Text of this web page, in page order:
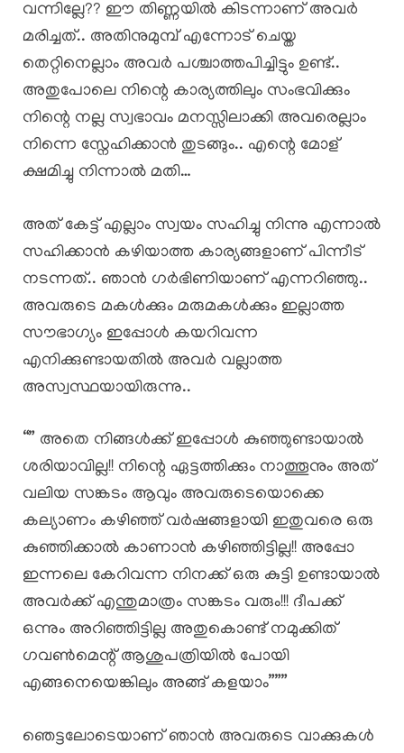
വന്നില്ലേ?? ഈ തിണ്ണയിൽ കിടന്നാണ് അവർ
മരിച്ചത്.. അതിനുമുമ്പ് എന്നോട് ചെയ്ത
തെറ്റിനെല്ലാം അവർ പശ്ചാത്തപിച്ചിട്ടും ഉണ്ട്..
അതുപോലെ നിന്റെ കാര്യത്തിലും സംഭവിക്കും
നിന്റെ നല്ല സ്വഭാവം മനസ്സിലാക്കി അവരെല്ലാം
നിന്നെ സ്നേഹിക്കാൻ തുടങ്ങും.. എന്റെ മോള്
ക്ഷമിച്ചു നിന്നാൽ മതി…
അത് കേട്ട് എല്ലാം സ്വയം സഹിച്ചു നിന്നു എന്നാൽ
സഹിക്കാൻ കഴിയാത്ത കാര്യങ്ങളാണ് പിന്നീട്
നടന്നത്.. ഞാൻ ഗർഭിണിയാണ് എന്നറിഞ്ഞു..
അവരുടെ മകൾക്കും മരുമകൾക്കും ഇല്ലാത്ത
സൗഭാഗ്യം ഇപ്പോൾ കയറിവന്ന
എനിക്കുണ്ടായതിൽ അവർ വല്ലാത്ത
അസ്വസ്ഥയായിരുന്നു..
“” അതെ നിങ്ങൾക്ക് ഇപ്പോൾ കുഞ്ഞുണ്ടായാൽ
ശരിയാവില്ല!! നിന്റെ ഏട്ടത്തിക്കും നാത്തൂനും അത്
വലിയ സങ്കടം ആവും അവരുടെയൊക്കെ
കല്യാണം കഴിഞ്ഞ് വർഷങ്ങളായി ഇതുവരെ ഒരു
കുഞ്ഞിക്കാൽ കാണാൻ കഴിഞ്ഞിട്ടില്ല!! അപ്പോ
ഇന്നലെ കേറിവന്ന നിനക്ക് ഒരു കുട്ടി ഉണ്ടായാൽ
അവർക്ക് എന്തുമാത്രം സങ്കടം വരും!!! ദീപക്ക്
ഒന്നും അറിഞ്ഞിട്ടില്ല അതുകൊണ്ട് നമുക്കിത്
ഗവൺമെന്റ് ആശുപത്രിയിൽ പോയി
എങ്ങനെയെങ്കിലും അങ്ങ് കളയാം”””
ഞെട്ടലോടെയാണ് ഞാൻ അവരുടെ വാക്കുകൾ